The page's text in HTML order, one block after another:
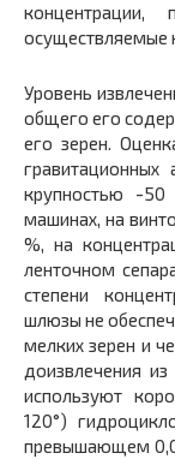
концентрации,
осуществляемые
Уровень
общего его
его зерен.
гравитационных
крупностью -50
машинах, на
%, на
ленточном
степени
шлюзы не
мелких зерен и
доизвлечения
используют
120°)
превышающем